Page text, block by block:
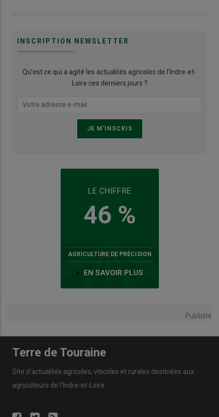
INSCRIPTION NEWSLETTER
Qu’est ce qui a agité les actualités agricoles de l'Indre-et-
Loire ces derniers jours ?
LE CHIFFRE
46 %
AGRICULTURE DE PRÉCISION
EN SAVOIR PLUS
Publicité
Terre de Touraine
Site d'actualités agricoles, viticoles et rurales destinées aux
agriculteurs de l'Indre-et-Loire.